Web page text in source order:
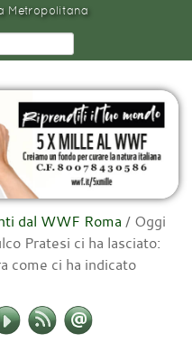
Metropolitana
dal WWF Roma / Oggi
Pratesi ci ha lasciato:
come ci ha indicato